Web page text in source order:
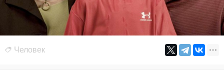
Человек